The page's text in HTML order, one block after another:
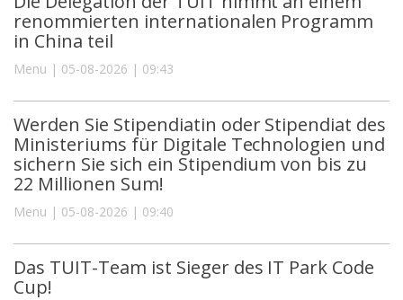
renommierten internationalen Programm
in China teil
Menu | 05-08-2026 | 09:43
Werden Sie Stipendiatin oder Stipendiat des
Ministeriums für Digitale Technologien und
sichern Sie sich ein Stipendium von bis zu
22 Millionen Sum!
Menu | 05-08-2026 | 09:40
Das TUIT-Team ist Sieger des IT Park Code
Cup!